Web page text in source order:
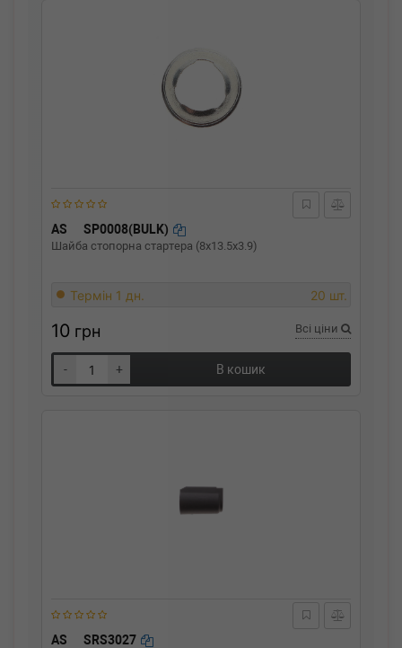
AS SP0008(BULK)
Шайба стопорна стартера (8x13.5x3.9)
Термін 1 дн. 20 шт.
10 грн Всі ціни
- + В кошик
AS SRS3027